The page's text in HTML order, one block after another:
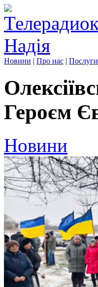
Новини | Про нас | Послуги
Героєм
Новини